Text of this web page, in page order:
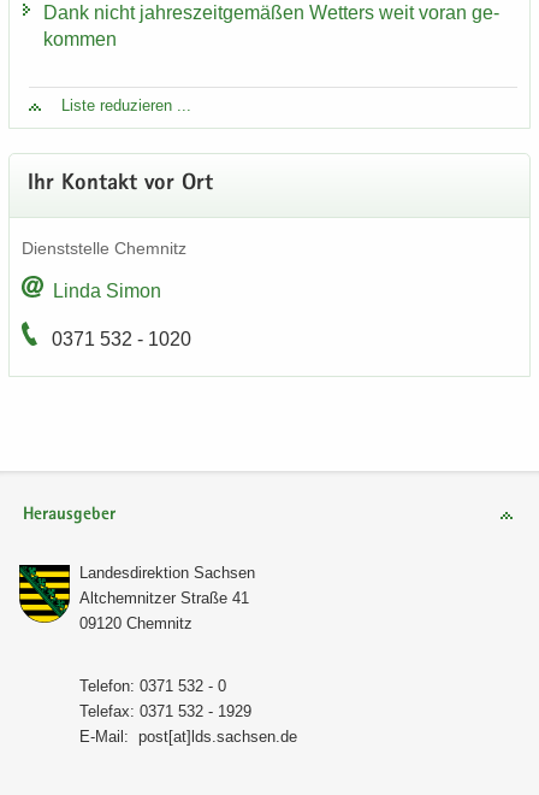
Dank nicht jah­res­zeit­ge­mä­ßen Wet­ters weit voran ge­
kom­men
Liste re­du­zie­ren ...
Ihr Kon­takt vor Ort
Dienst­stel­le Chem­nitz
Linda Simon
0371 532 - 1020
Herausgeber
Lan­des­di­rek­ti­on Sach­sen
Alt­chem­nit­zer Stra­ße 41
09120 Chem­nitz
Te­le­fon: 0371 532 - 0
Te­le­fax: 0371 532 - 1929
E-​Mail: post[at]lds.sach­sen.de